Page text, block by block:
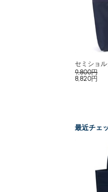
セミショ
9,800円
8,820円
最近チェ